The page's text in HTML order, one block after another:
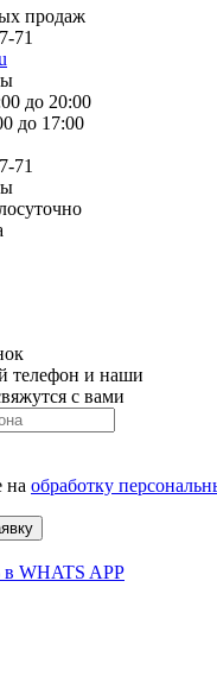
продаж
71
до 20:00
до 17:00
71
телефон и наши
с вами
на обработку
WHATS APP